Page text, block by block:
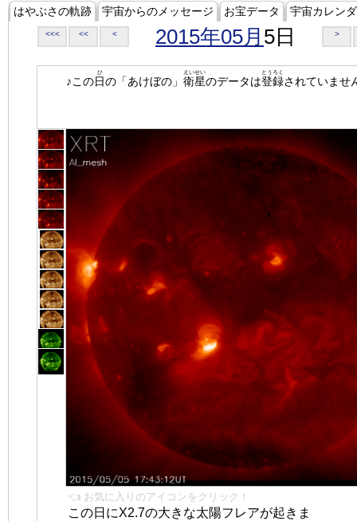
はやぶさの軌跡 宇宙からのメッセージ お宝データ 宇宙カレン
<<< << < 2015年05月 5日 >
♪この日
ひ
の「あけぼの」 衛星
えいせい
のデータは登録
とうろく
されていませ
👈 お気に入りのアイコンをクリック！
この日にX2.7の大きな太陽フレアが起きま